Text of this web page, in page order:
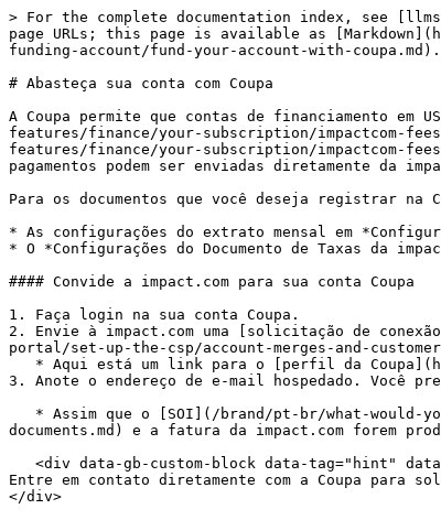
> For the complete documentation index, see
page URLs; this page is available as
funding-account/fund-your-account-with-coupa.md).
# Abasteça sua conta com Coupa
A Coupa permite que contas de financiamento
features/finance/your-subscription/impactcom-
features/finance/your-subscription/impactcom-
pagamentos podem ser enviadas diretamente da
Para os documentos que você deseja registrar
* As configurações do extrato mensal em
* O *Configurações do Documento de Taxas da
#### Convide a impact.com para sua conta Coupa
1. Faça login na sua conta Coupa.
2. Envie à impact.com uma [solicitação de
portal/set-up-the-csp/account-merges-and-
3. Anote o endereço de e-mail hospedado. Você
documents.md) e a fatura da impact.com forem
Entre em contato diretamente com a Coupa para
</div>